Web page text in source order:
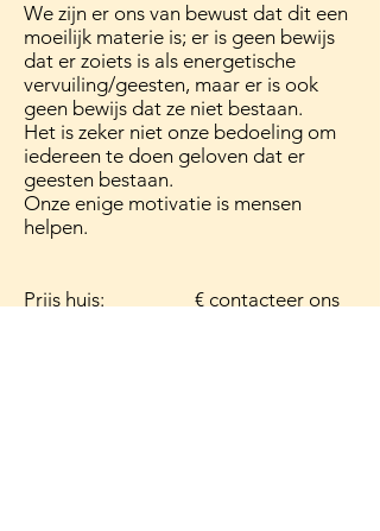
We zijn er ons van bewust dat dit een
moeilijk materie is; er is geen bewijs
dat er zoiets is als energetische
vervuiling/geesten, maar er is ook
geen bewijs dat ze niet bestaan.
Het is zeker niet onze bedoeling om
iedereen te doen geloven dat er
geesten bestaan.
Onze enige motivatie is mensen
helpen.
Prijs huis: € contacteer ons